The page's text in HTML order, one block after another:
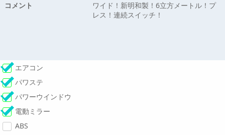
コメント
ワイド！新明和製！6立方メートル！プ
レス！連続スイッチ！
エアコン
パワステ
パワーウインドウ
電動ミラー
ABS